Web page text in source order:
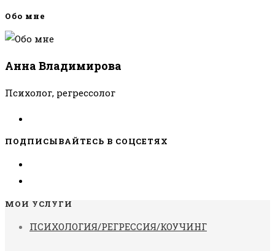
Обо мне
Анна Владимирова
Психолог, регрессолог
ПОДПИСЫВАЙТЕСЬ В СОЦСЕТЯХ
МОИ УСЛУГИ
ПСИХОЛОГИЯ/РЕГРЕССИЯ/КОУЧИНГ